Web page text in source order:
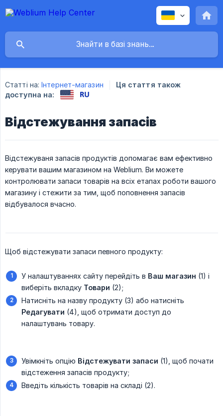
Статті на: Інтернет-магазин
Ця стаття також
доступна на:
Відстежування запасів
Відстежуваня запасів продуктів допомагає вам ефективно
керувати вашим магазином на Weblium. Ви можете
контролювати запаси товарів на всіх етапах роботи вашого
магазину і стежити за тим, щоб поповнення запасів
відбувалося вчасно.
Щоб відстежувати запаси певного продукту:
У налаштуваннях сайту перейдіть в Ваш магазин (1) і
виберіть вкладку Товари (2);
Натисніть на назву продукту (3) або натисніть
Редагувати (4), щоб отримати доступ до
налаштувань товару.
Увімкніть опцію Відстежувати запаси (1), щоб почати
відстеження запасів продукту;
Введіть кількість товарів на складі (2).